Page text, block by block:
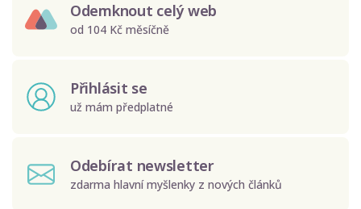
Odemknout celý web
od 104 Kč měsíčně
Přihlásit se
už mám předplatné
Odebírat newsletter
zdarma hlavní myšlenky z nových článků